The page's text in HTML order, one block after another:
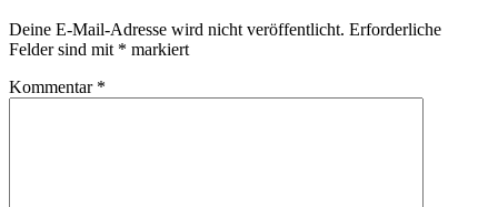
Deine E-Mail-Adresse wird nicht veröffentlicht. Erforderliche
Felder sind mit * markiert
Kommentar *